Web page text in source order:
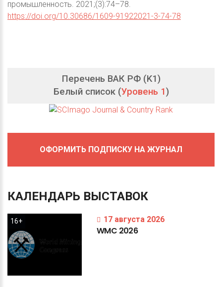
промышленность. 2021;(3):74–78.
https://doi.org/10.30686/1609-91922021-3-74-78
Перечень ВАК РФ (K1)
Белый список (Уровень 1)
ОФОРМИТЬ ПОДПИСКУ НА ЖУРНАЛ
КАЛЕНДАРЬ ВЫСТАВОК
16+ 17 августа 2026
WMC 2026